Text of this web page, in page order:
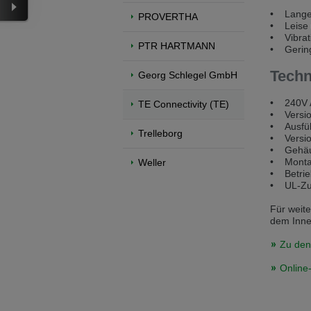
Přepněte na anglickou verzi
We have detected, that your browser
Switch to English version Stay on
PROVERTHA
PTR HARTMANN
Georg Schlegel GmbH
TE Connectivity (TE)
Trelleborg
Weller
• Lange
• Leise
•
•
• 240V
•
•
•
•
•
•
• UL-
Für
dem
Zu